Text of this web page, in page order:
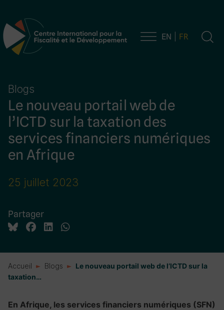
Navigation principale EN FR
Blogs
Le nouveau portail web de
l’ICTD sur la taxation des
services financiers numériques
en Afrique
25 juillet 2023
Partager
Accueil Blogs
Le nouveau portail web de l’ICTD sur la
taxation…
En Afrique, les services financiers numériques (SFN)